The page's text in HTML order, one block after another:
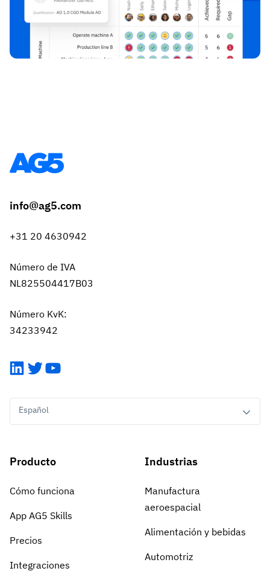
info@ag5.com
+31 20 4630942
Número de IVA
NL825504417B03
Número KvK:
34233942
LinkedIn
TwitterYouTube
Español
Producto
Cómo funciona
App AG5 Skills
Precios
Integraciones
Industrias
Manufactura
aeroespacial
Alimentación y bebidas
Automotriz